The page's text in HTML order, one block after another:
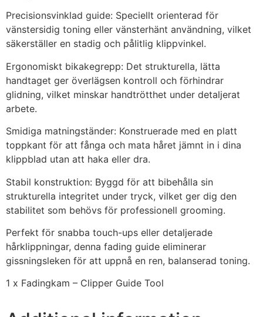
Precisionsvinklad guide: Speciellt orienterad för
vänstersidig toning eller vänsterhänt användning, vilket
säkerställer en stadig och pålitlig klippvinkel.
Ergonomiskt bikakegrepp: Det strukturella, lätta
handtaget ger överlägsen kontroll och förhindrar
glidning, vilket minskar handtrötthet under detaljerat
arbete.
Smidiga matningständer: Konstruerade med en platt
toppkant för att fånga och mata håret jämnt in i dina
klippblad utan att haka eller dra.
Stabil konstruktion: Byggd för att bibehålla sin
strukturella integritet under tryck, vilket ger dig den
stabilitet som behövs för professionell grooming.
Perfekt för snabba touch-ups eller detaljerade
hårklippningar, denna fading guide eliminerar
gissningsleken för att uppnå en ren, balanserad toning.
1 x Fadingkam – Clipper Guide Tool